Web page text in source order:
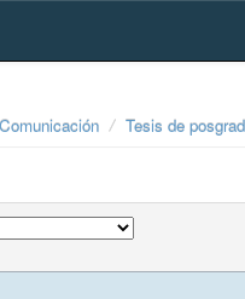
Tesis de